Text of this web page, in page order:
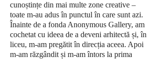
cunoștințe din mai multe zone creative –
toate m-au adus în punctul în care sunt azi.
Înainte de a fonda Anonymous Gallery, am
cochetat cu ideea de a deveni arhitectă și, în
liceu, m-am pregătit în direcția aceea. Apoi
m-am răzgândit și m-am întors la prima